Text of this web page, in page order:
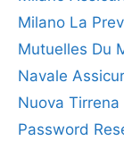
Milano La
Mutuelles Du
Navale
Nuova Tirrena
Password